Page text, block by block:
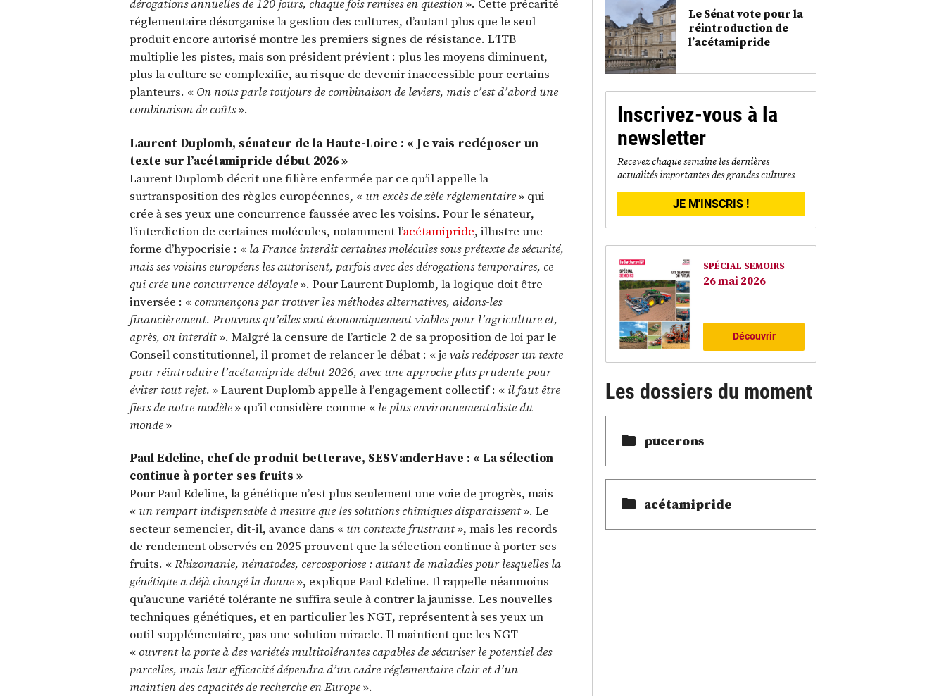
dérogations annuelles de 120 jours, chaque fois remises en question». Cette précarité
réglementaire désorganise la gestion des cultures, d’autant plus que le seul
produit encore autorisé montre les premiers signes de résistance. L’ITB
multiplie les pistes, mais son président prévient : plus les moyens diminuent,
plus la culture se complexifie, au risque de devenir inaccessible pour certains
planteurs. « On nous parle toujours de combinaison de leviers, mais c’est d’abord une
combinaison de coûts».
Laurent Duplomb, sénateur de la Haute-Loire : « Je vais redéposer un
texte sur l’acétamipride début 2026 »
Laurent Duplomb décrit une filière enfermée par ce qu’il appelle la
surtransposition des règles européennes, « un excès de zèle réglementaire» qui
crée à ses yeux une concurrence faussée avec les voisins. Pour le sénateur,
l’interdiction de certaines molécules, notamment l’acétamipride, illustre une
forme d’hypocrisie : « la France interdit certaines molécules sous prétexte de sécurité,
mais ses voisins européens les autorisent, parfois avec des dérogations temporaires, ce
qui crée une concurrence déloyale». Pour Laurent Duplomb, la logique doit être
inversée : « commençons par trouver les méthodes alternatives, aidons-les
financièrement. Prouvons qu’elles sont économiquement viables pour l’agriculture et,
après, on interdit». Malgré la censure de l’article 2 de sa proposition de loi par le
Conseil constitutionnel, il promet de relancer le débat : « je vais redéposer un texte
pour réintroduire l’acétamipride début 2026, avec une approche plus prudente pour
éviter tout rejet. » Laurent Duplomb appelle à l’engagement collectif : « il faut être
fiers de notre modèle» qu’il considère comme « le plus environnementaliste du
monde»
Paul Edeline, chef de produit betterave, SESVanderHave : « La sélection
continue à porter ses fruits »
Pour Paul Edeline, la génétique n’est plus seulement une voie de progrès, mais
« un rempart indispensable à mesure que les solutions chimiques disparaissent». Le
secteur semencier, dit-il, avance dans « un contexte frustrant», mais les records
de rendement observés en 2025 prouvent que la sélection continue à porter ses
fruits. «Rhizomanie, nématodes, cercosporiose : autant de maladies pour lesquelles la
génétique a déjà changé la donne», explique Paul Edeline. Il rappelle néanmoins
qu’aucune variété tolérante ne suffira seule à contrer la jaunisse. Les nouvelles
techniques génétiques, et en particulier les NGT, représentent à ses yeux un
outil supplémentaire, pas une solution miracle. Il maintient que les NGT
« ouvrent la porte à des variétés multitolérantes capables de sécuriser le potentiel des
parcelles, mais leur efficacité dépendra d’un cadre réglementaire clair et d’un
maintien des capacités de recherche en Europe».
Le Sénat vote pour la
réintroduction de
l’acétamipride
Inscrivez-vous à la
newsletter
Recevez chaque semaine les dernières
actualités importantes des grandes cultures
JE M'INSCRIS !
SPÉCIAL SEMOIRS
26 mai 2026
Découvrir
Les dossiers du moment
pucerons
acétamipride